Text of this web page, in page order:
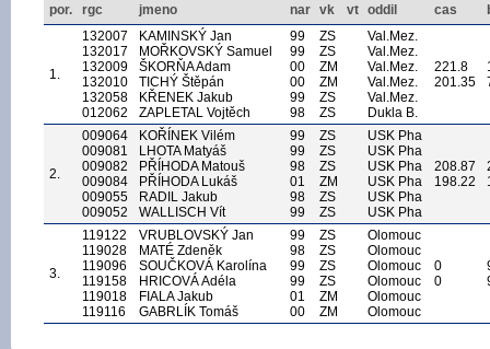
por. rgc jmeno nar vk vt oddil cas
1.
132007
132017
132009
132010
132058
012062
KAMINSKÝ Jan
MOŘKOVSKÝ Samuel
ŠKORŇA Adam
TICHÝ Štěpán
KŘENEK Jakub
ZAPLETAL Vojtěch
99
99
00
00
99
98
ZS
ZS
ZM
ZM
ZS
ZS
Val.Mez.
Val.Mez.
Val.Mez.
Val.Mez.
Val.Mez.
Dukla B.
221.8
201.35
2.
009064
009081
009082
009084
009055
009052
KOŘÍNEK Vilém
LHOTA Matyáš
PŘÍHODA Matouš
PŘÍHODA Lukáš
RADIL Jakub
WALLISCH Vít
99
99
98
01
98
99
ZS
ZS
ZS
ZM
ZS
ZS
USK Pha
USK Pha
USK Pha
USK Pha
USK Pha
USK Pha
208.87
198.22
3.
119122
119028
119096
119158
119018
119116
VRUBLOVSKÝ Jan
MATÉ Zdeněk
SOUČKOVÁ Karolína
HRICOVÁ Adéla
FIALA Jakub
GABRLÍK Tomáš
99
98
99
99
01
00
ZS
ZS
ZS
ZS
ZM
ZM
Olomouc
Olomouc
Olomouc
Olomouc
Olomouc
Olomouc
0
0